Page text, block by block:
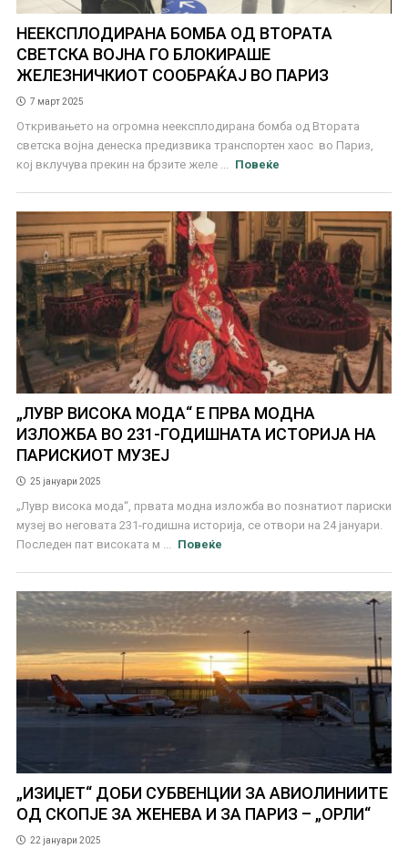
НЕЕКСПЛОДИРАНА БОМБА ОД ВТОРАТА
СВЕТСКА ВОЈНА ГО БЛОКИРАШЕ
ЖЕЛЕЗНИЧКИОТ СООБРАЌАЈ ВО ПАРИЗ
7 март 2025
Откривањето на огромна неексплодирана бомба од Втората
светска војна денеска предизвика транспортен хаос во Париз,
кој вклучува прекин на брзите желе ...
Повеќе
„ЛУВР ВИСОКА МОДА“ Е ПРВА МОДНА
ИЗЛОЖБА ВО 231-ГОДИШНАТА ИСТОРИЈА НА
ПАРИСКИОТ МУЗЕЈ
25 јануари 2025
„Лувр висока мода“, првата модна изложба во познатиот париски
музеј во неговата 231-годишна историја, се отвори на 24 јануари.
Последен пат високата м ...
Повеќе
„ИЗИЏЕТ“ ДОБИ СУБВЕНЦИИ ЗА АВИОЛИНИИТЕ
ОД СКОПЈЕ ЗА ЖЕНЕВА И ЗА ПАРИЗ – „ОРЛИ“
22 јануари 2025